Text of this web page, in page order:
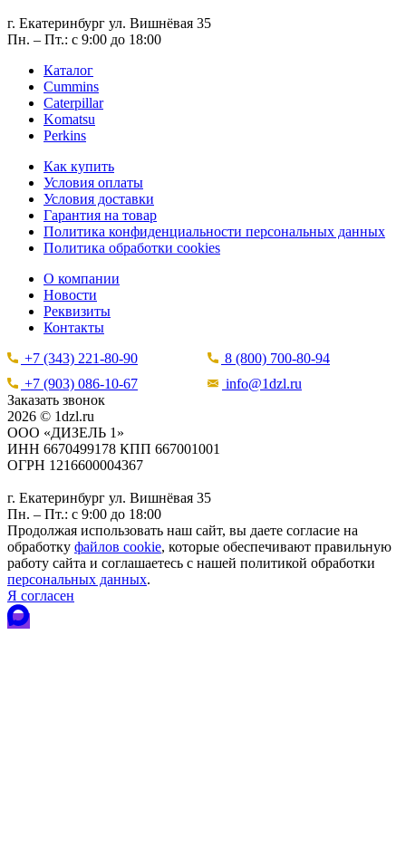
г. Екатеринбург ул. Вишнёвая 35
Пн. – Пт.: с 9:00 до 18:00
Каталог
Cummins
Caterpillar
Komatsu
Perkins
Как купить
Условия оплаты
Условия доставки
Гарантия на товар
Политика конфиденциальности персональных данных
Политика обработки cookies
О компании
Новости
Реквизиты
Контакты
+7 (343) 221-80-90
8 (800) 700-80-94
+7 (903) 086-10-67
info@1dzl.ru
Заказать звонок
2026 © 1dzl.ru
ООО «ДИЗЕЛЬ 1»
ИНН 6670499178 КПП 667001001
ОГРН 1216600004367
г. Екатеринбург ул. Вишнёвая 35
Пн. – Пт.: с 9:00 до 18:00
Продолжая использовать наш сайт, вы даете согласие на
обработку файлов cookie, которые обеспечивают правильную
работу сайта и соглашаетесь с нашей политикой обработки
персональных данных.
Я согласен